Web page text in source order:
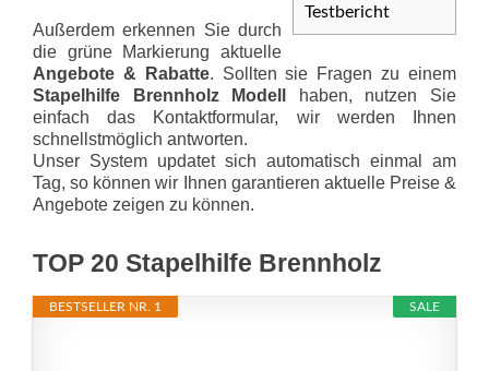
Testbericht
Außerdem erkennen Sie durch
die grüne Markierung aktuelle
Angebote & Rabatte. Sollten sie Fragen zu einem
Stapelhilfe Brennholz Modell
haben, nutzen Sie
einfach das Kontaktformular, wir werden Ihnen
schnellstmöglich antworten.
Unser System updatet sich automatisch einmal am
Tag, so können wir Ihnen garantieren aktuelle Preise &
Angebote zeigen zu können.
TOP 20 Stapelhilfe Brennholz
SALE
BESTSELLER NR. 1